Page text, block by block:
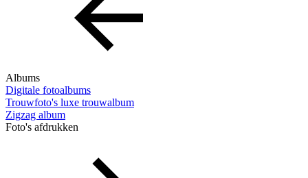
Albums
Digitale fotoalbums
Trouwfoto's luxe trouwalbum
Zigzag album
Foto's afdrukken